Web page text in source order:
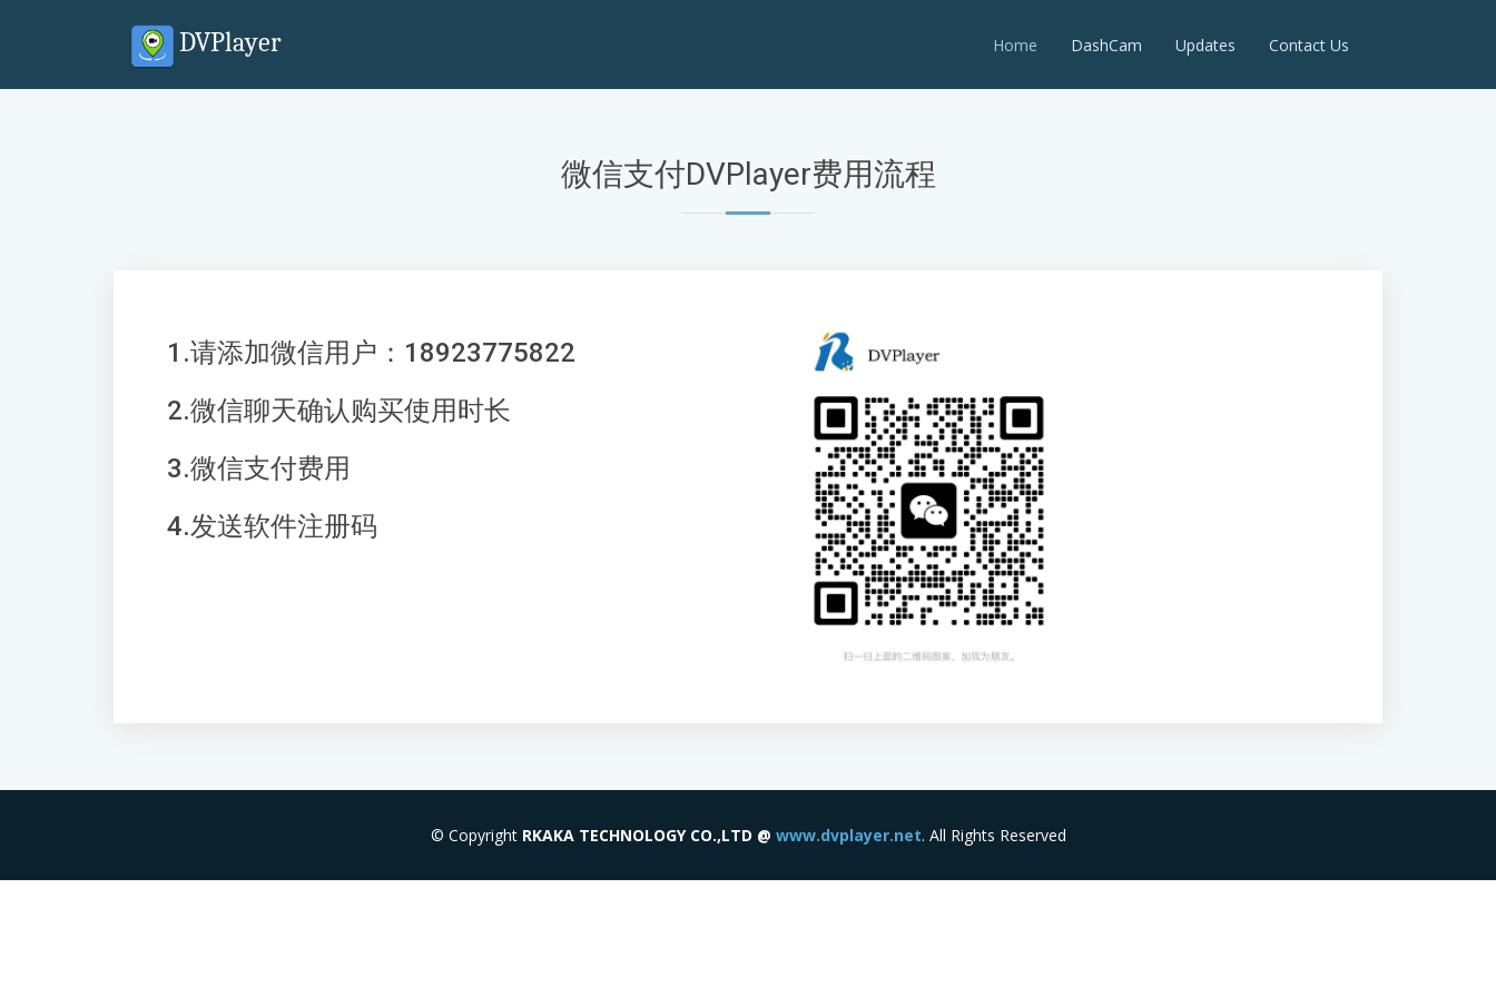
DVPlayer Home DashCam Updates Contact Us
微信支付DVPlayer费用流程
1.请添加微信用户：18923775822
2.微信聊天确认购买使用时长
3.微信支付费用
4.发送软件注册码
© Copyright RKAKA TECHNOLOGY CO.,LTD @ www.dvplayer.net. All Rights Reserved